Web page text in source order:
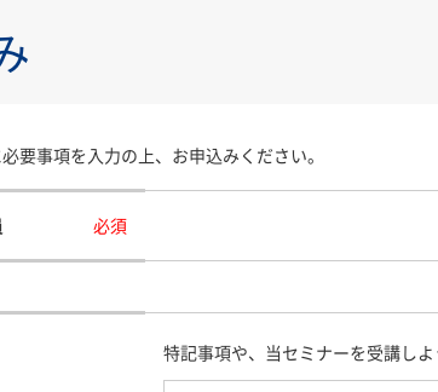
要事項を入力の上、お申込みください。
必須
特記事項や、当セミナーを受講し